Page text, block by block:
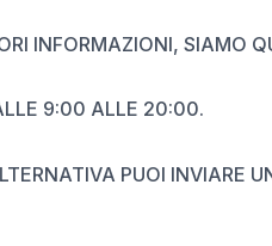
INFORMAZIONI, SIAMO
9:00 ALLE 20:00.
PUOI INVIARE